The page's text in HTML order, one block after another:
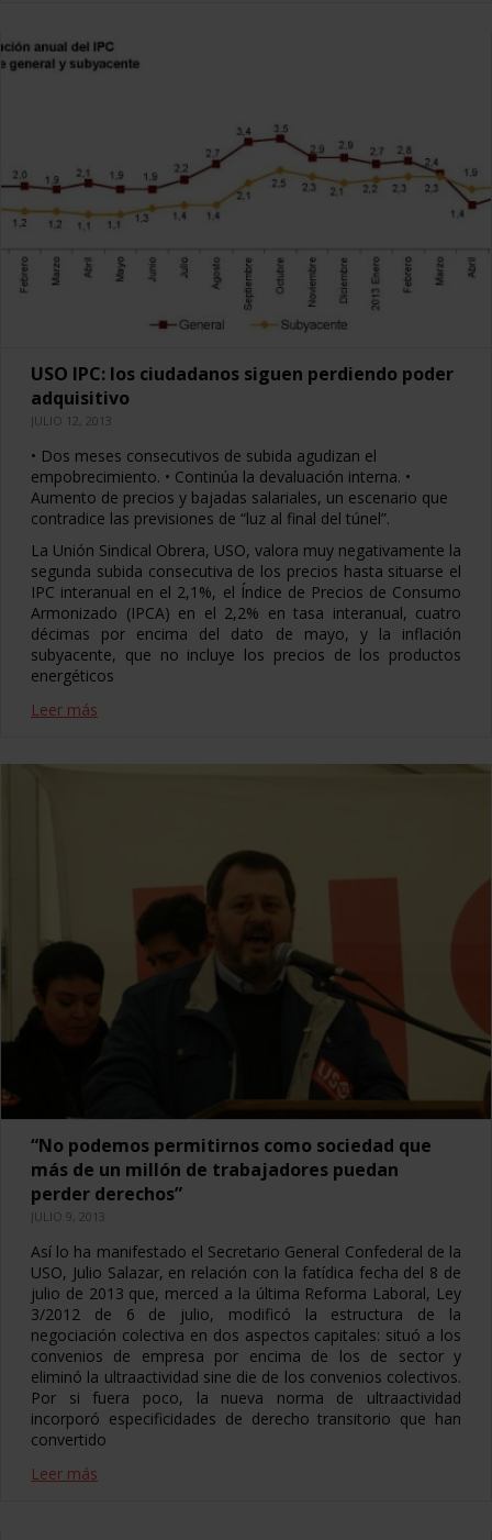
USO IPC: los ciudadanos siguen perdiendo poder
adquisitivo
JULIO 12, 2013
• Dos meses consecutivos de subida agudizan el
empobrecimiento. • Continúa la devaluación interna. •
Aumento de precios y bajadas salariales, un escenario que
contradice las previsiones de “luz al final del túnel”.
La Unión Sindical Obrera, USO, valora muy negativamente la
segunda subida consecutiva de los precios hasta situarse el
IPC interanual en el 2,1%, el Índice de Precios de Consumo
Armonizado (IPCA) en el 2,2% en tasa interanual, cuatro
décimas por encima del dato de mayo, y la inflación
subyacente, que no incluye los precios de los productos
energéticos
Leer más
“No podemos permitirnos como sociedad que
más de un millón de trabajadores puedan
perder derechos”
JULIO 9, 2013
Así lo ha manifestado el Secretario General Confederal de la
USO, Julio Salazar, en relación con la fatídica fecha del 8 de
julio de 2013 que, merced a la última Reforma Laboral, Ley
3/2012 de 6 de julio, modificó la estructura de la
negociación colectiva en dos aspectos capitales: situó a los
convenios de empresa por encima de los de sector y
eliminó la ultraactividad sine die de los convenios colectivos.
Por si fuera poco, la nueva norma de ultraactividad
incorporó especificidades de derecho transitorio que han
convertido
Leer más